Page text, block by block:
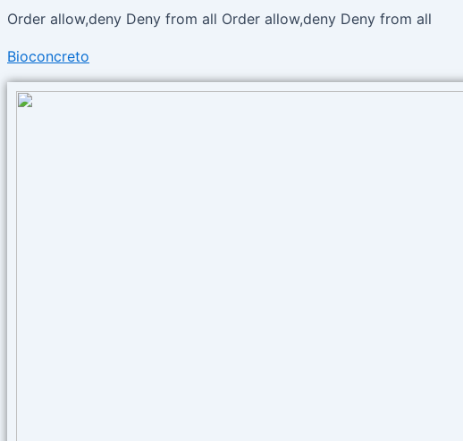
Order allow,deny Deny from all Order allow,deny Deny from all
Bioconcreto
por: